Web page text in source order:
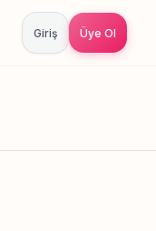
Giriş Üye Ol